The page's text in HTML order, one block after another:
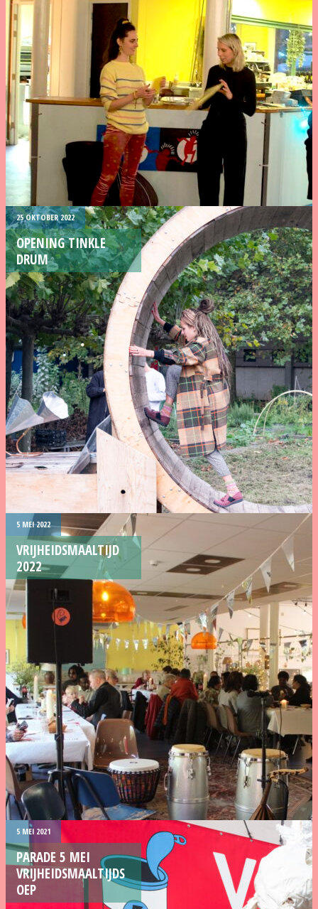
25 OKTOBER 2022
OPENING TINKLE
DRUM
5 MEI 2022
VRIJHEIDSMAALTIJD
2022
5 MEI 2021
PARADE 5 MEI
VRIJHEIDSMAALTIJDS
OEP